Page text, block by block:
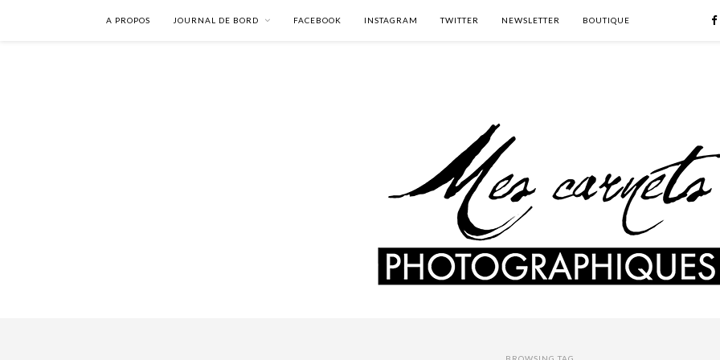
A PROPOS JOURNAL DE BORD FACEBOOK INSTAGRAM TWITTER NEWSLETTER BOUTIQUE